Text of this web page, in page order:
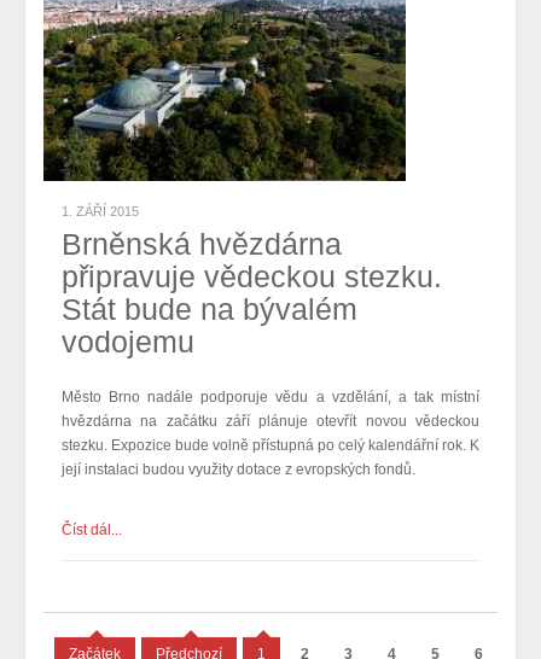
1. ZÁŘÍ 2015
Brněnská hvězdárna
připravuje vědeckou stezku.
Stát bude na bývalém
vodojemu
Město Brno nadále podporuje vědu a vzdělání, a tak místní
hvězdárna na začátku září plánuje otevřít novou vědeckou
stezku. Expozice bude volně přístupná po celý kalendářní rok. K
její instalaci budou využity dotace z evropských fondů.
Číst dál...
Začátek Předchozí 1 2 3 4 5 6